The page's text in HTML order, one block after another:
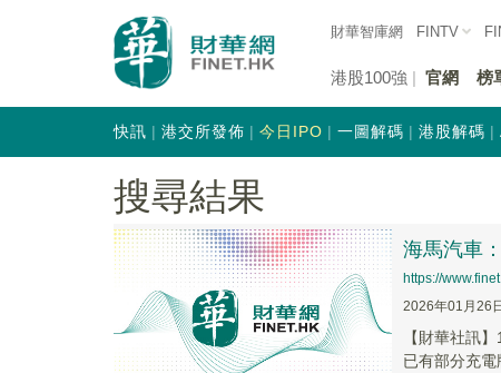
財華智庫網 FINTV
港股100強 官網 榜
快訊 港交所發佈 今日IPO 一圖解碼 港股解碼
搜尋結果
海馬汽車
https://
2026年01月26
【財華社訊
已有部分充電